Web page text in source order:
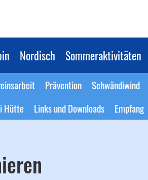
Nordisch Sommeraktivitäten
Prävention Schwändiwind
Hütte
Links und Downloads Empfang